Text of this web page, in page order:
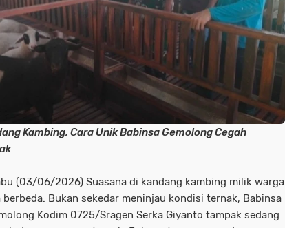
Kambing, Cara Unik Babinsa Gemolong Cegah
(03/06/2026) Suasana di kandang kambing milik warga
Bukan sekedar meninjau kondisi ternak, Babinsa
Kodim 0725/Sragen Serka Giyanto tampak sedang